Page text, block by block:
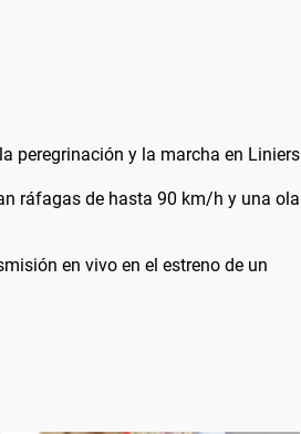
peregrinación y la marcha en Liniers
ráfagas de hasta 90 km/h y una ola
en vivo en el estreno de un